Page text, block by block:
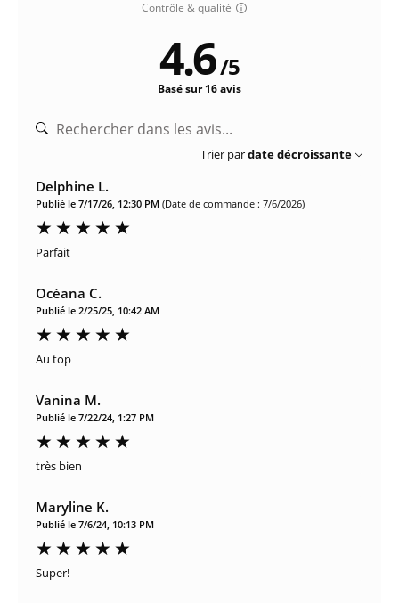
Contrôle & qualité
4.6/5
Basé sur 16 avis
Trier pardate décroissante
Delphine L.
Publié le 7/17/26, 12:30 PM (Date de commande : 7/6/2026)
Parfait
Océana C.
Publié le 2/25/25, 10:42 AM
Au top
Vanina M.
Publié le 7/22/24, 1:27 PM
très bien
Maryline K.
Publié le 7/6/24, 10:13 PM
Super!